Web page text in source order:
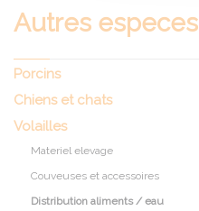
Autres especes
Porcins
Chiens et chats
Volailles
Materiel elevage
Couveuses et accessoires
Distribution aliments / eau